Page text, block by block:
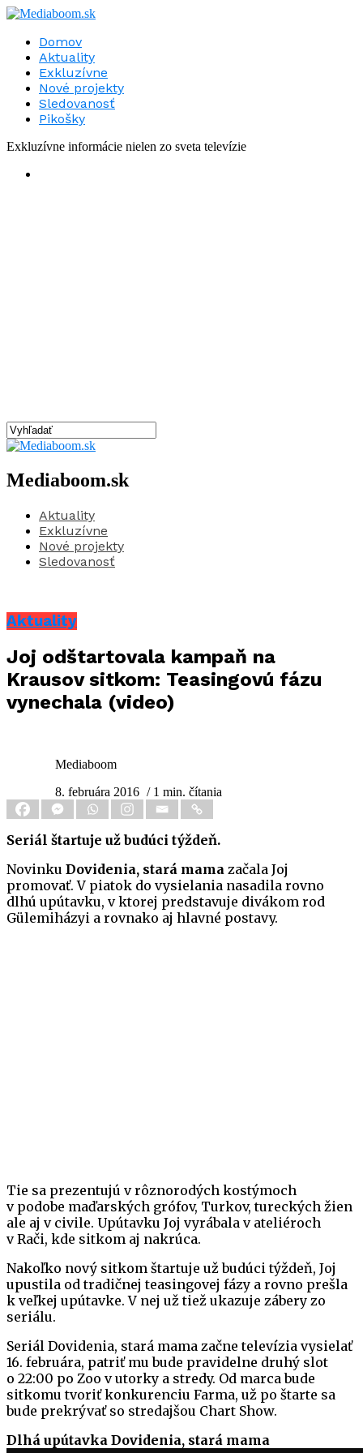
Domov
Aktuality
Exkluzívne
Nové projekty
Sledovanosť
Pikošky
Exkluzívne informácie nielen zo sveta televízie
Mediaboom.sk
Aktuality
Exkluzívne
Nové projekty
Sledovanosť
Aktuality
Joj odštartovala kampaň na
Krausov sitkom: Teasingovú fázu
vynechala (video)
Mediaboom
8. februára 2016 / 1 min. čítania
Seriál štartuje už budúci týždeň.
Novinku Dovidenia, stará mama začala Joj
promovať. V piatok do vysielania nasadila rovno
dlhú upútavku, v ktorej predstavuje divákom rod
Gülemiházyi a rovnako aj hlavné postavy.
Tie sa prezentujú v rôznorodých kostýmoch
v podobe maďarských grófov, Turkov, tureckých žien
ale aj v civile. Upútavku Joj vyrábala v ateliéroch
v Rači, kde sitkom aj nakrúca.
Nakoľko nový sitkom štartuje už budúci týždeň, Joj
upustila od tradičnej teasingovej fázy a rovno prešla
k veľkej upútavke. V nej už tiež ukazuje zábery zo
seriálu.
Seriál Dovidenia, stará mama začne televízia vysielať
16. februára, patriť mu bude pravidelne druhý slot
o 22:00 po Zoo v utorky a stredy. Od marca bude
sitkomu tvoriť konkurenciu Farma, už po štarte sa
bude prekrývať so stredajšou Chart Show.
Dlhá upútavka Dovidenia, stará mama